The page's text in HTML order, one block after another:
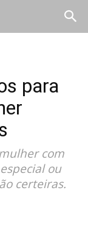
para
com
ou
certeiras.